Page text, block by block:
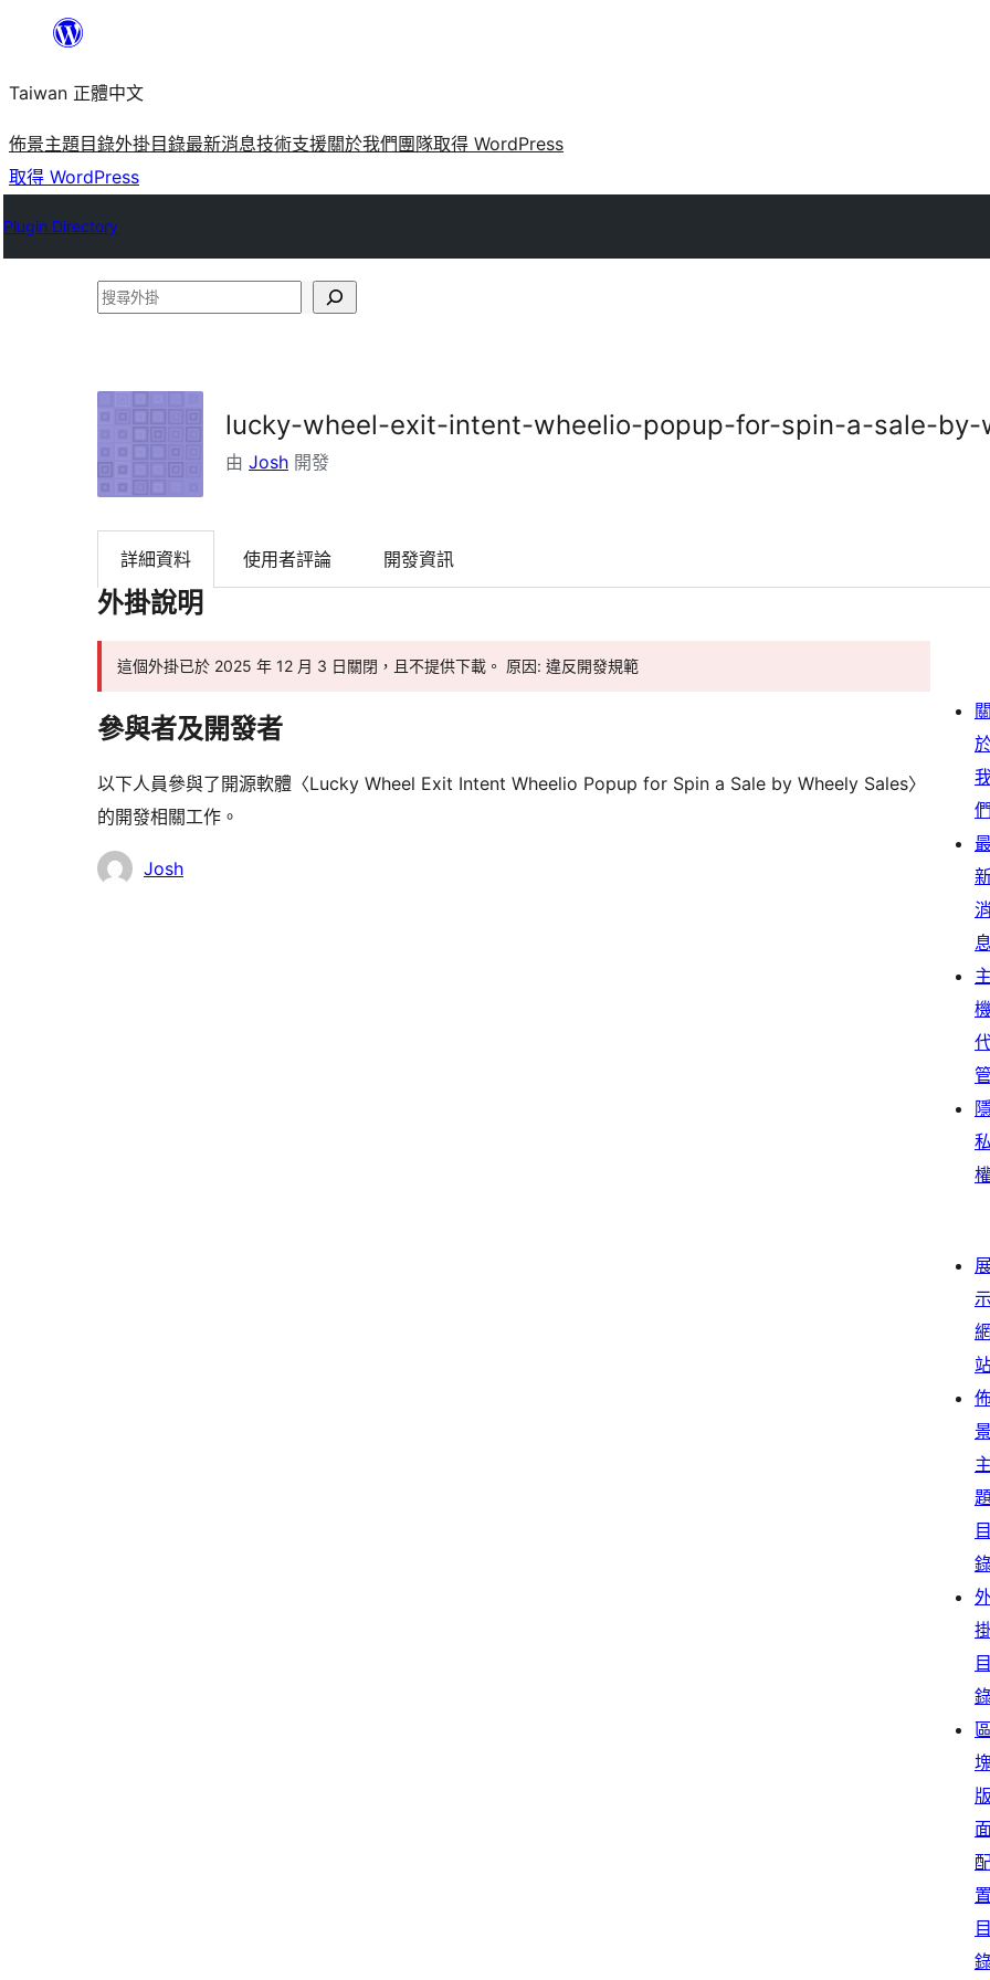
主
要
內
容
Taiwan 正體中文
佈景主題目錄外掛目錄最新消息技術支援關於我們 團隊取得 WordPress
取得 WordPress
Plugin Directory
搜
掛
lucky-wheel-exit-intent-wheelio-popup-for-spin-a-sale-by-
由 Josh 開發
詳細資料 使用者評論 開發資訊
外掛說明
這個外掛已於 2025 年 12 月 3 日關閉，且不提供下載。 原因: 違反開發規範
參與者及開發者
以下人員參與了開源軟體〈Lucky Wheel Exit Intent Wheelio Popup for Spin a Sale by Wheely Sales〉
的開發相關工作。
參
Josh
關
們
最
消
息
主
私
網
景
主
目
目
區
版
置
目